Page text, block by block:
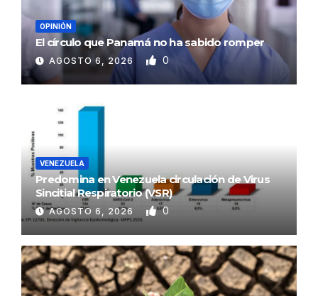
OPINIÓN
El círculo que Panamá no ha sabido romper
AGOSTO 6, 2026 0
VENEZUELA
Predomina en Venezuela circulación de Virus
Sincitial Respiratorio (VSR)
AGOSTO 6, 2026 0